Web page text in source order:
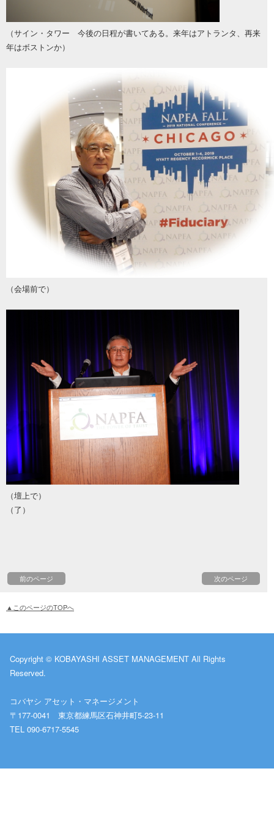
（サイン・タワー 今後の日程が書いてある。来年はアトランタ、再来
年はボストンか）
（会場前で）
（壇上で）
（了）
前のページ 次のページ
▲このページのTOPへ
Copyright © KOBAYASHI ASSET MANAGEMENT All Rights
Reserved.
コバヤシ アセット・マネージメント
〒177-0041 東京都練馬区石神井町5-23-11
TEL 090-6717-5545